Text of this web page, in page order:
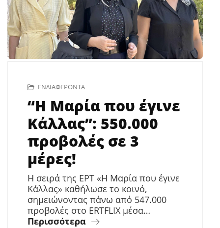
ΕΝΔΙΑΦΈΡΟΝΤΑ
“Η Μαρία που έγινε
Κάλλας”: 550.000
προβολές σε 3
μέρες!
Η σειρά της ΕΡΤ «Η Μαρία που έγινε
Κάλλας» καθήλωσε το κοινό,
σημειώνοντας πάνω από 547.000
προβολές στο ERTFLIX μέσα…
Περισσότερα